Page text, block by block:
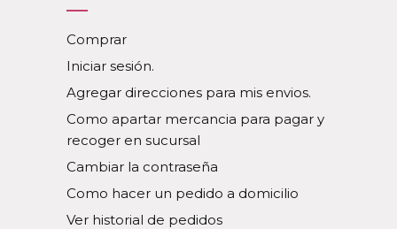
Comprar
Iniciar sesión.
Agregar direcciones para mis envios.
Como apartar mercancia para pagar y
recoger en sucursal
Cambiar la contraseña
Como hacer un pedido a domicilio
Ver historial de pedidos